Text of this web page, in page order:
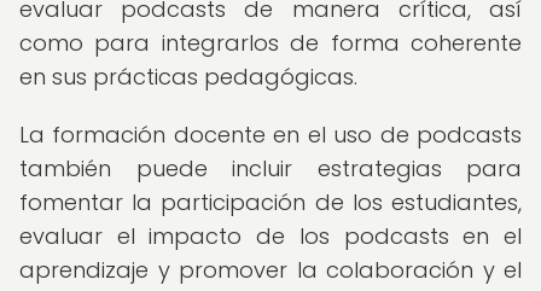
evaluar podcasts de manera crítica, así
como para integrarlos de forma coherente
en sus prácticas pedagógicas.
La formación docente en el uso de podcasts
también puede incluir estrategias para
fomentar la participación de los estudiantes,
evaluar el impacto de los podcasts en el
aprendizaje y promover la colaboración y el